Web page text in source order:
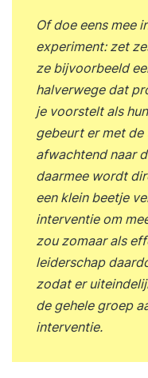
zelforganisatie en
je binnen teams
van meerwaarde
overleggen,
kent; Heb je zicht
management; Ga
een doorvertaling
werksituatie; Ben
nemen in deze
werken; Ben je op
organisatiestructuren. Inhoud
1Zelforganisatie en
hebben
ontwikkeld? Hoe
zelfsturing bij aan
Of doe eens mee
experiment: zet
ze bijvoorbeeld
halverwege dat
je voorstelt als
gebeurt er met de
afwachtend naar
daarmee wordt
een klein beetje
interventie om
zou zomaar als
leiderschap
zodat er
de gehele groep
interventie.